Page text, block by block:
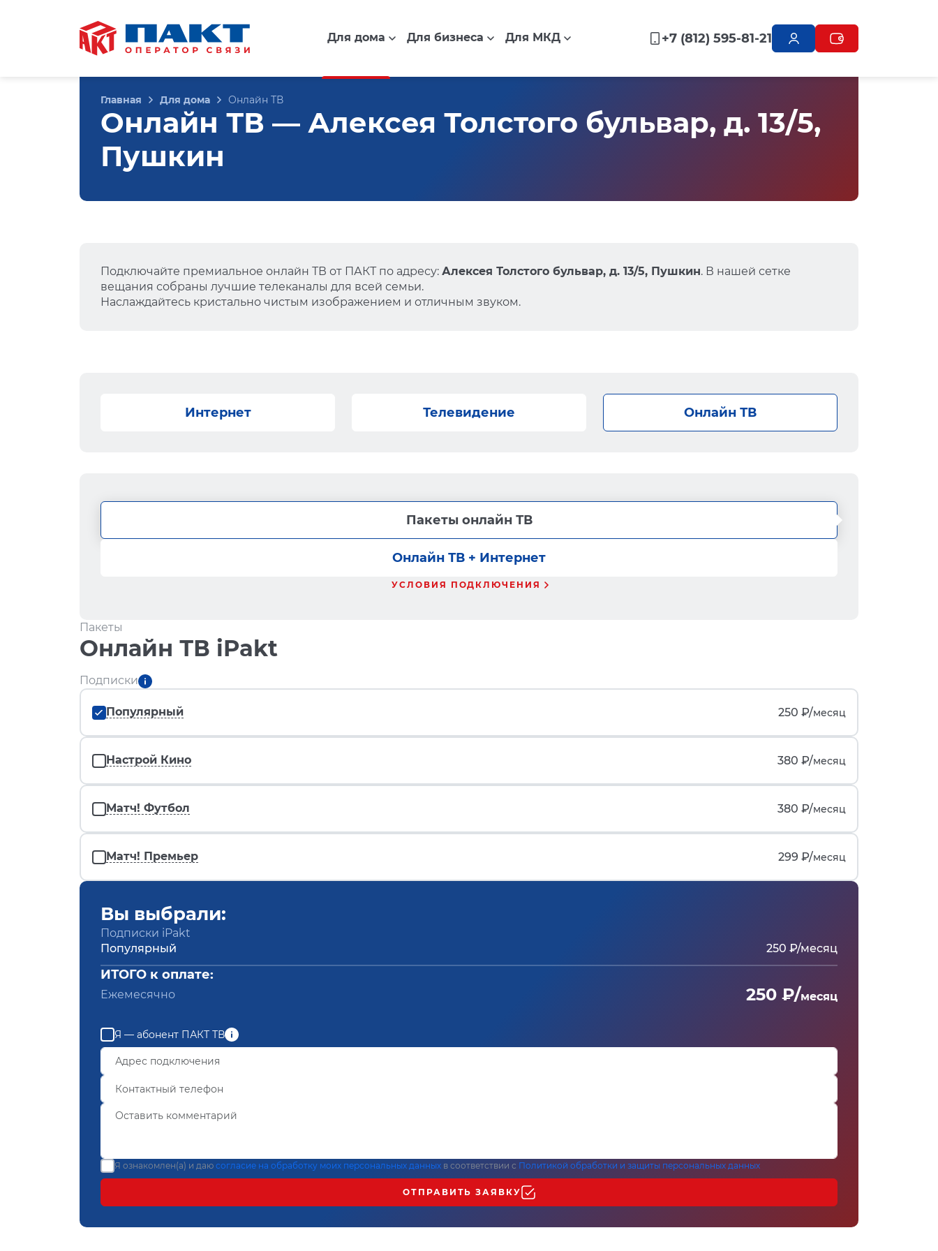
Для дома Для бизнеса Для МКД +7 (812) 595-81-21
Главная Для дома Онлайн ТВ
Онлайн ТВ — Алексея Толстого бульвар, д. 13/5,
Пушкин
Подключайте премиальное онлайн ТВ от ПАКТ по адресу: Алексея Толстого бульвар, д. 13/5, Пушкин. В нашей сетке
вещания собраны лучшие телеканалы для всей семьи.
Наслаждайтесь кристально чистым изображением и отличным звуком.
Интернет Телевидение Онлайн ТВ
Пакеты онлайн ТВ
Онлайн ТВ + Интернет
УСЛОВИЯ ПОДКЛЮЧЕНИЯ
Пакеты
Онлайн ТВ iPakt
Подписки
Популярный 250 ₽/месяц
Настрой Кино 380 ₽/месяц
Матч! Футбол 380 ₽/месяц
Матч! Премьер 299 ₽/месяц
Вы выбрали:
Подписки iPakt
Популярный
250 ₽/месяц
ИТОГО к оплате:
Ежемесячно 250 ₽/месяц
Я — абонент ПАКТ ТВ
Я ознакомлен(а) и даю согласие на обработку моих персональных данных в соответствии с Политикой обработки и защиты персональных данных
ОТПРАВИТЬ ЗАЯВКУ